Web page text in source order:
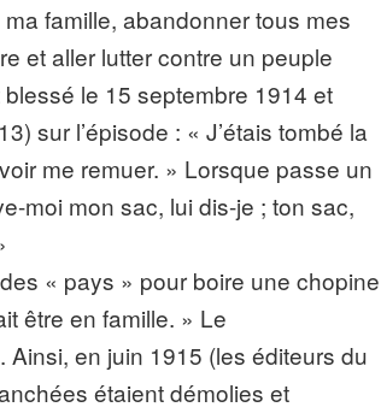
famille, abandonner tous mes
et aller lutter contre un peuple
le 15 septembre 1914 et
sur l’épisode : « J’étais tombé la
me remuer. » Lorsque passe un
moi mon sac, lui dis-je ; ton sac,
« pays » pour boire une chopine
être en famille. » Le
en juin 1915 (les éditeurs du
étaient démolies et